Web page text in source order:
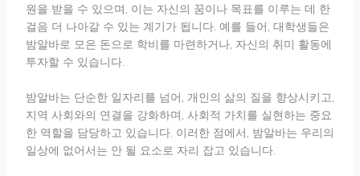
원을 받을 수 있으며, 이는 자신의 꿈이나 목표를 이루는 데 한
걸음 더 나아갈 수 있는 계기가 됩니다. 예를 들어, 대학생들은
밤알바로 모은 돈으로 학비를 마련하거나, 자신의 취미 활동에
투자할 수 있습니다.
밤알바는 단순한 일자리를 넘어, 개인의 삶의 질을 향상시키고,
지역 사회와의 연결을 강화하며, 사회적 가치를 실현하는 중요
한 역할을 담당하고 있습니다. 이러한 점에서, 밤알바는 우리의
일상에 없어서는 안 될 요소로 자리 잡고 있습니다.